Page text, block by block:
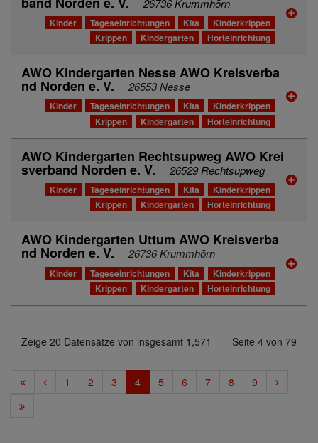
Kinder Tageseinrichtungen Kita
Kinderkrippen
Krippen
Kindergarten Horteinrichtung
AWO Kindergarten Nesse AWO Kreisverba
nd Norden e. V. 26553 Nesse
Kinder Tageseinrichtungen Kita
Kinderkrippen
Krippen
Kindergarten Horteinrichtung
AWO Kindergarten Rechtsupweg AWO Krei
sverband Norden e. V. 26529 Rechtsupweg
Kinder Tageseinrichtungen Kita
Kinderkrippen
Krippen
Kindergarten Horteinrichtung
AWO Kindergarten Uttum AWO Kreisverba
nd Norden e. V. 26736 Krummhörn
Kinder Tageseinrichtungen Kita
Kinderkrippen
Krippen
Kindergarten Horteinrichtung
Zeige 20 Datensätze von insgesamt 1,571 Seite 4 von 79
1 2 3 4 5 6 7 8 9